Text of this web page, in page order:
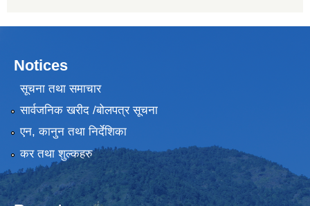
Notices
सूचना तथा समाचार
सार्वजनिक खरीद /बोलपत्र सूचना
एन, कानुन तथा निर्देशिका
कर तथा शुल्कहरु